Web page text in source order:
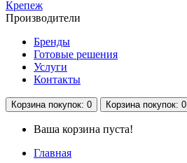
Крепеж
Производители
Бренды
Готовые решения
Услуги
Контакты
Корзинапокупок: 0 Корзинапокупок: 0
Ваша корзина пуста!
Главная